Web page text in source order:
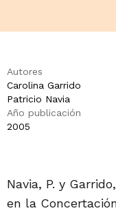
Ejecutivo— a
que,
en favor de
izquierda, no
Siavelis
esperaba
Autores
Carolina Garrido
Patricio Navia
Año publicación
2005
Navia, P. y
en la